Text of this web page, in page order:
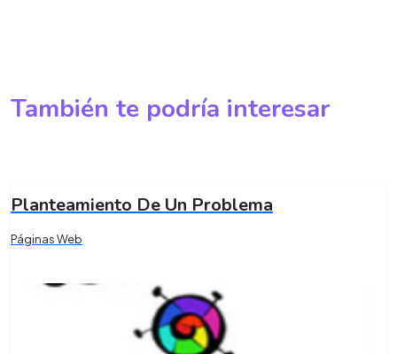
También te podría interesar
Planteamiento De Un Problema
Páginas Web